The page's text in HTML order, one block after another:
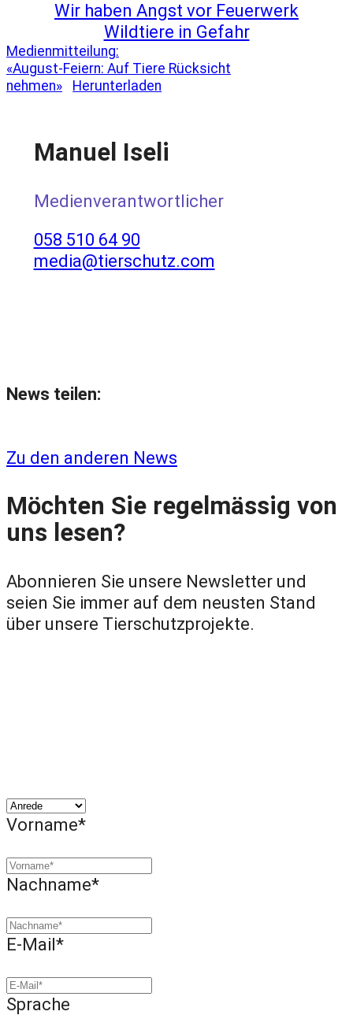
Wir haben Angst vor Feuerwerk
Wildtiere in Gefahr
Medienmitteilung:
«August-Feiern: Auf Tiere Rücksicht
nehmen»
Herunterladen
Manuel Iseli
Medienverantwortlicher
058 510 64 90
media@tierschutz.com
News teilen:
Zu den anderen News
Möchten Sie regelmässig von
uns lesen?
Abonnieren Sie unsere Newsletter und
seien Sie immer auf dem neusten Stand
über unsere Tierschutzprojekte.
Vorname*
Nachname*
E-Mail*
Sprache